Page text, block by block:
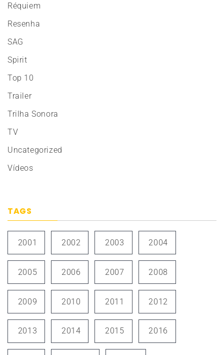
Réquiem
Resenha
SAG
Spirit
Top 10
Trailer
Trilha Sonora
TV
Uncategorized
Vídeos
TAGS
2001 2002 2003 2004
2005 2006 2007 2008
2009 2010 2011 2012
2013 2014 2015 2016